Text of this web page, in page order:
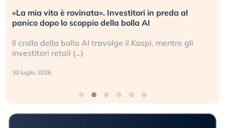
Quando la finanza pesa più dell’economia reale.
L’America sta ripetendo gli errori del 2008?
La ricchezza mondiale cresce, ma è sempre più
sganciata dall’economia reale. (…)
24 luglio 2026